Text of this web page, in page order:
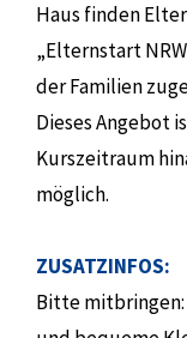
Haus finden
„Elternstart
der Familien
Dieses Angebot
Kurszeitraum
möglich.
ZUSATZINFOS:
Bitte